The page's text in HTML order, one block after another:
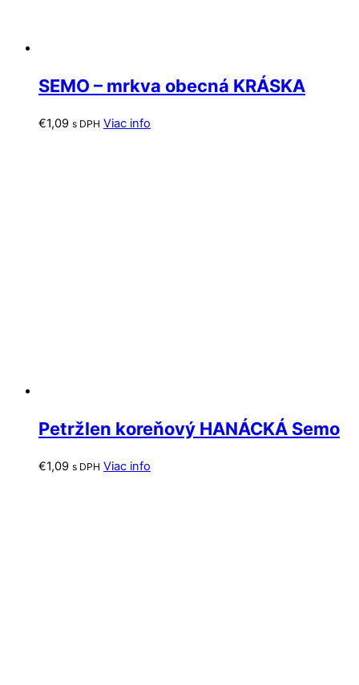
SEMO – mrkva obecná KRÁSKA
€1,09 s DPH Viac info
Petržlen koreňový HANÁCKÁ Semo
€1,09 s DPH Viac info